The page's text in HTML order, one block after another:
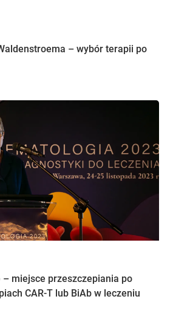
– wybór terapii po
– miejsce przeszczepiania po
CAR-T lub BiAb w leczeniu